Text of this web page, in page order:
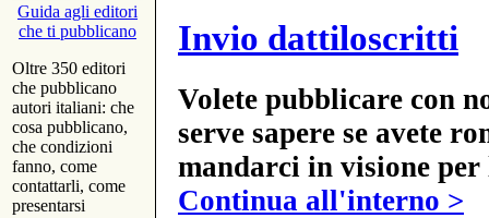
Guida agli editori
che ti pubblicano
Oltre 350 editori
che pubblicano
autori italiani: che
cosa pubblicano,
che condizioni
fanno, come
contattarli, come
presentarsi
Invio dattiloscritti
Volete pubblicare con
serve sapere se avete
mandarci in visione
Continua all'interno >